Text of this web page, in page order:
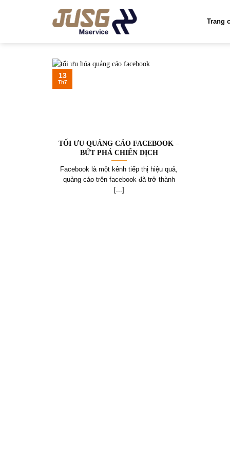
Trang
TỐI ƯU QUẢNG CÁO FACEBOOK –
BỨT PHÁ CHIẾN DỊCH
Facebook là một kênh tiếp thị hiệu quả,
quảng cáo trên facebook đã trở thành
[...]
13
Th7